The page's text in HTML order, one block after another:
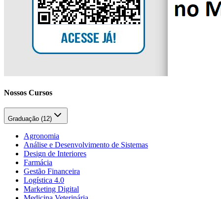
Nossos Cursos
Graduação (12)
Agronomia
Análise e Desenvolvimento de Sistemas
Design de Interiores
Farmácia
Gestão Financeira
Logística 4.0
Marketing Digital